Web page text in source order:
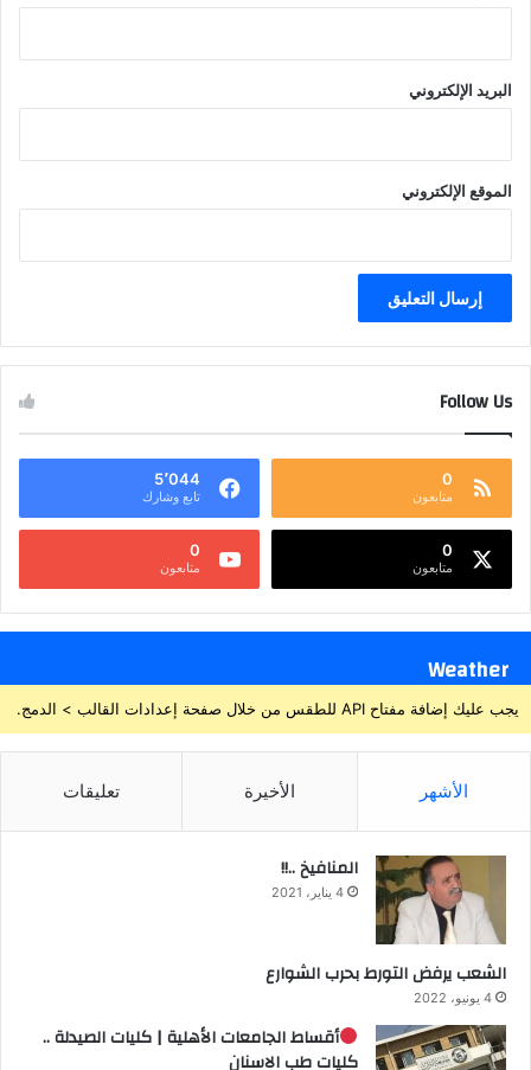
البريد الإلكتروني
الموقع الإلكتروني
Follow Us
0
متابعون
5٬044
تابع وشارك
0
متابعون
0
متابعون
Weather
يجب عليك إضافة مفتاح API للطقس من خلال صفحة إعدادات القالب > الدمج.
الأشهر الأخيرة تعليقات
المنافيخ ..!!
4 يناير، 2021
الشعب يرفض التورط بحرب الشوارع
4 يونيو، 2022
أقساط الجامعات الأهلية | كليات الصيدلة ..
كليات طب الاسنان